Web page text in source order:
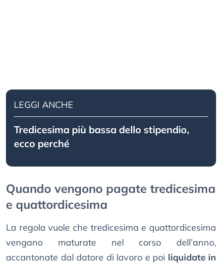
LEGGI ANCHE
Tredicesima più bassa dello stipendio,
ecco perché
Quando vengono pagate tredicesima
e quattordicesima
La regola vuole che tredicesima e quattordicesima
vengano maturate nel corso dell’anno,
accantonate dal datore di lavoro e poi liquidate in